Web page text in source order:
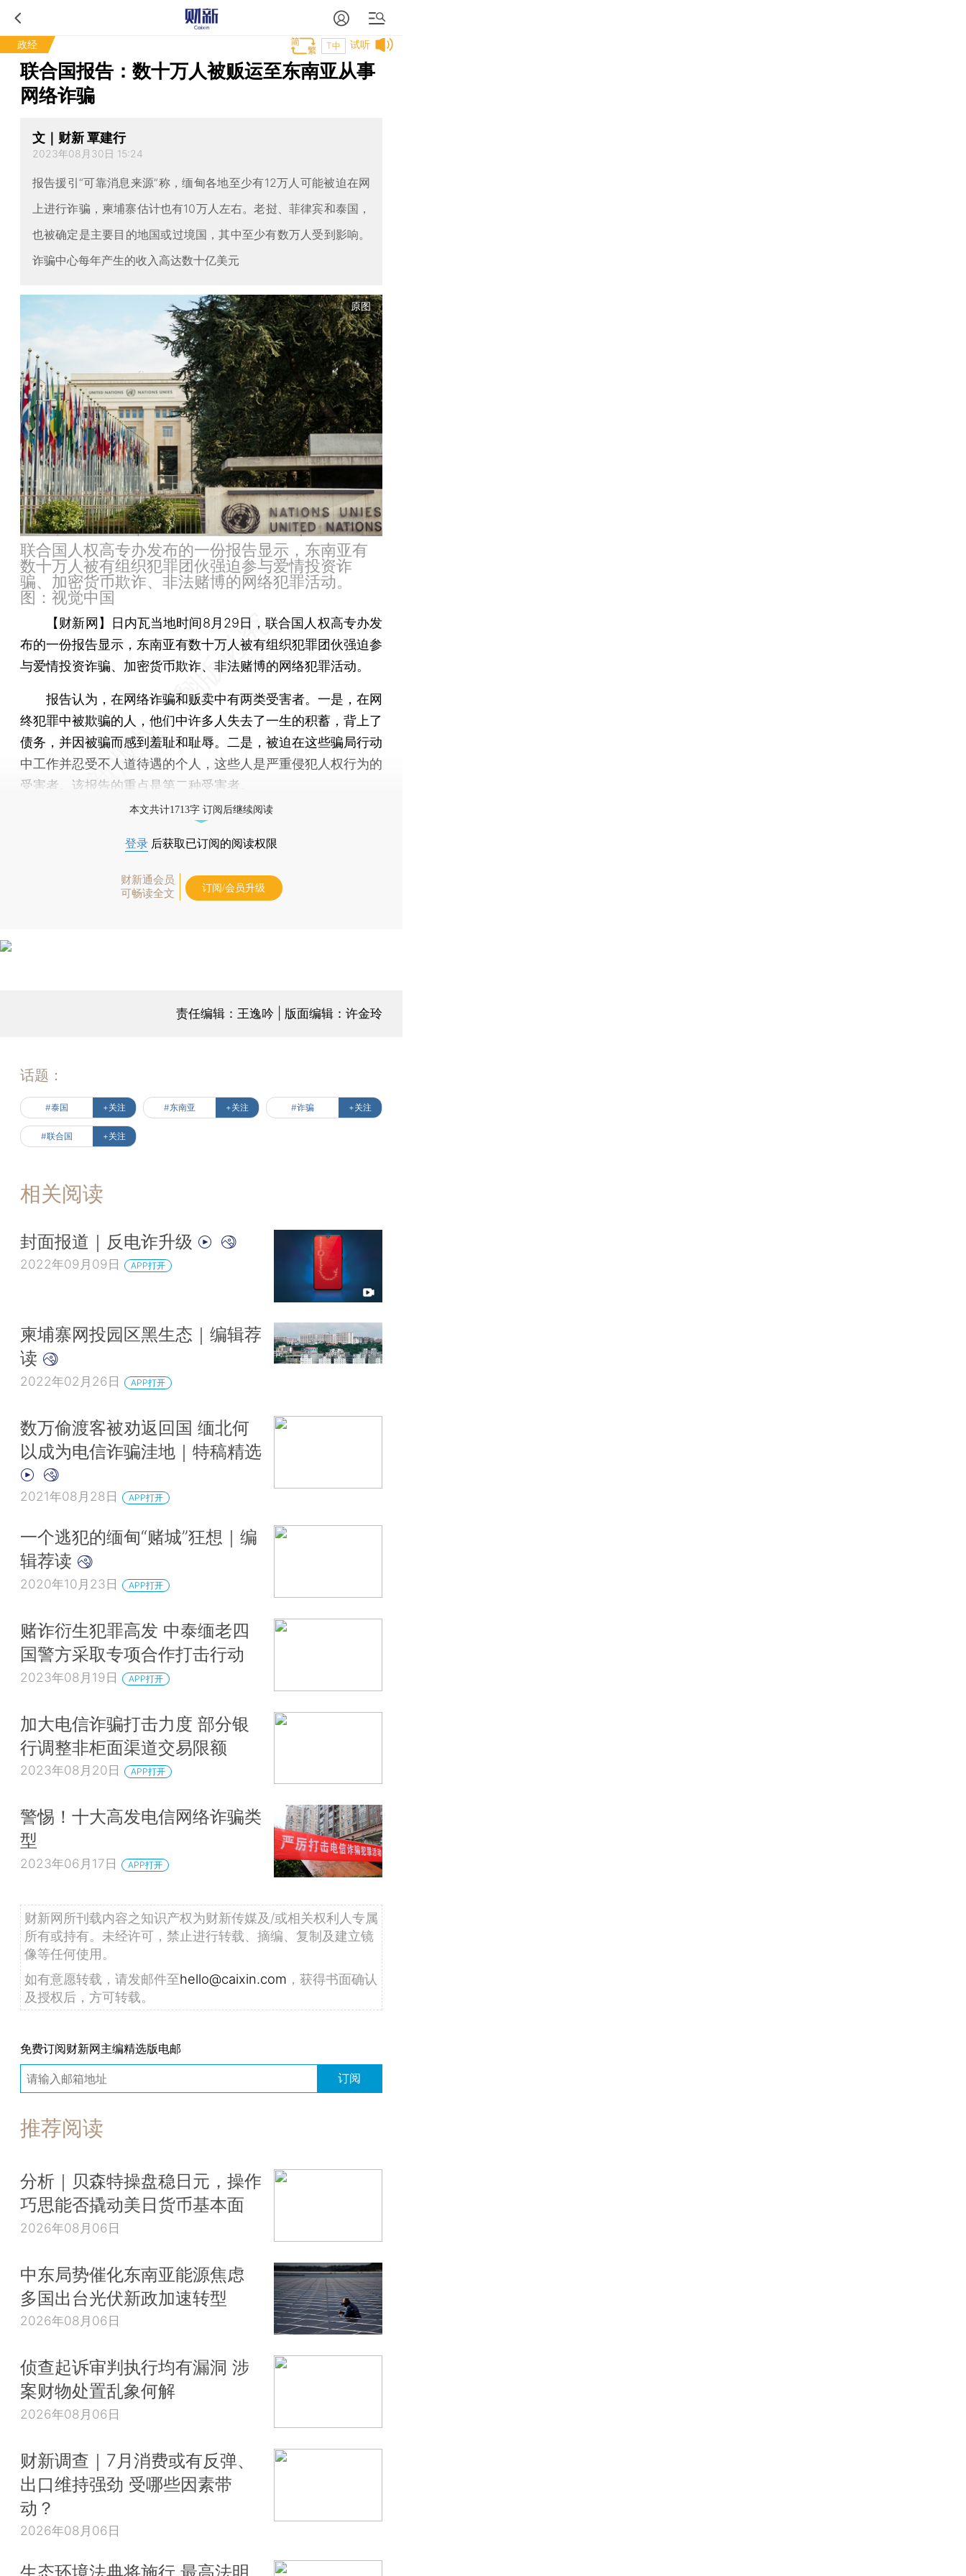
政经 试听
T中
联合国报告：数十万人被贩运至东南亚从事
网络诈骗
文｜财新 覃建行
2023年08月30日 15:24
报告援引“可靠消息来源”称，缅甸各地至少有12万人可能被迫在网
上进行诈骗，柬埔寨估计也有10万人左右。老挝、菲律宾和泰国，
也被确定是主要目的地国或过境国，其中至少有数万人受到影响。
诈骗中心每年产生的收入高达数十亿美元
原图
联合国人权高专办发布的一份报告显示，东南亚有
数十万人被有组织犯罪团伙强迫参与爱情投资诈
骗、加密货币欺诈、非法赌博的网络犯罪活动。
图：视觉中国
【财新网】
日内瓦当地时间8月29日，联合国人权高专办发
布的一份报告显示，东南亚有数十万人被有组织犯罪团伙强迫参
与爱情投资诈骗、加密货币欺诈、非法赌博的网络犯罪活动。
报告认为，在网络诈骗和贩卖中有两类受害者。一是，在网
终犯罪中被欺骗的人，他们中许多人失去了一生的积蓄，背上了
债务，并因被骗而感到羞耻和耻辱。二是，被迫在这些骗局行动
中工作并忍受不人道待遇的个人，这些人是严重侵犯人权行为的
受害者。该报告的重点是第二种受害者。
本文共计1713字 订阅后继续阅读
登录 后获取已订阅的阅读权限
财新通会员
可畅读全文
订阅/会员升级
责任编辑：王逸吟 | 版面编辑：许金玲
话题：
#泰国 +关注 #东南亚 +关注 #诈骗 +关注
#联合国 +关注
相关阅读
封面报道｜反电诈升级
2022年09月09日 APP打开
柬埔寨网投园区黑生态｜编辑荐
读
2022年02月26日 APP打开
数万偷渡客被劝返回国 缅北何
以成为电信诈骗洼地｜特稿精选
2021年08月28日 APP打开
一个逃犯的缅甸“赌城”狂想｜编
辑荐读
2020年10月23日 APP打开
赌诈衍生犯罪高发 中泰缅老四
国警方采取专项合作打击行动
2023年08月19日 APP打开
加大电信诈骗打击力度 部分银
行调整非柜面渠道交易限额
2023年08月20日 APP打开
警惕！十大高发电信网络诈骗类
型
2023年06月17日 APP打开
财新网所刊载内容之知识产权为财新传媒及/或相关权利人专属
所有或持有。未经许可，禁止进行转载、摘编、复制及建立镜
像等任何使用。
如有意愿转载，请发邮件至hello@caixin.com ，获得书面确认
及授权后，方可转载。
免费订阅财新网主编精选版电邮
订阅
推荐阅读
分析｜贝森特操盘稳日元，操作
巧思能否撬动美日货币基本面
2026年08月06日
中东局势催化东南亚能源焦虑
多国出台光伏新政加速转型
2026年08月06日
侦查起诉审判执行均有漏洞 涉
案财物处置乱象何解
2026年08月06日
财新调查｜7月消费或有反弹、
出口维持强劲 受哪些因素带
动？
2026年08月06日